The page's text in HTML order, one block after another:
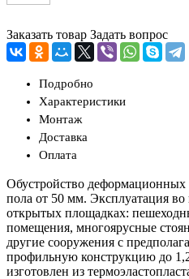
Заказать товар Задать вопрос
Подробно
Характеристики
Монтаж
Доставка
Оплата
Обустройство
пола от 50 мм. Эксплуатация
открытых площадках:
помещения, многоярусные
другие сооружения с
профильную конструкцию до
изготовлен из